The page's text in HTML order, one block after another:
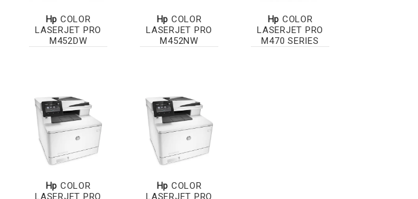
Hp COLOR
LASERJET PRO
M452DW
Hp COLOR
LASERJET PRO
M452NW
Hp COLOR
LASERJET PRO
M470 SERIES
Hp COLOR
LASERJET PRO
Hp COLOR
LASERJET PRO